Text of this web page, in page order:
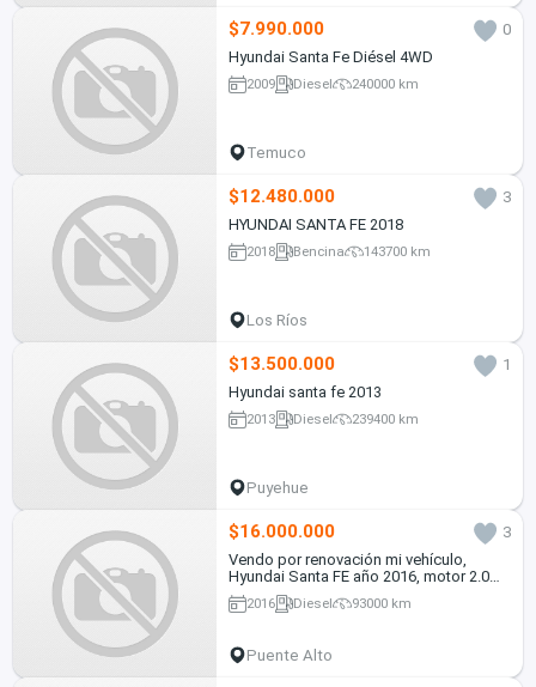
$7.990.000
0
Hyundai Santa Fe Diésel 4WD
2009 Diesel 240000 km
Temuco
$12.480.000
3
HYUNDAI SANTA FE 2018
2018 Bencina 143700 km
Los Ríos
$13.500.000
1
Hyundai santa fe 2013
2013 Diesel 239400 km
Puyehue
$16.000.000
3
Vendo por renovación mi vehículo,
Hyundai Santa FE año 2016, motor 2.0
Diesel, Automático, tracción 4x2.wd.
2016 Diesel 93000 km
Puente Alto